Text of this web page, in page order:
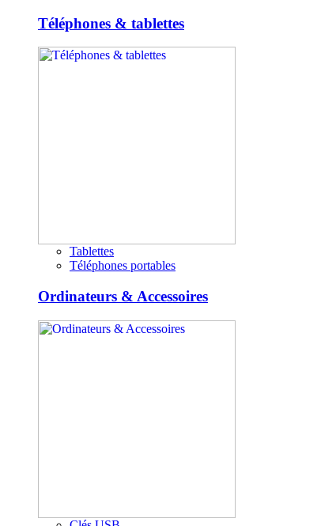
Téléphones & tablettes
Tablettes
Téléphones portables
Ordinateurs & Accessoires